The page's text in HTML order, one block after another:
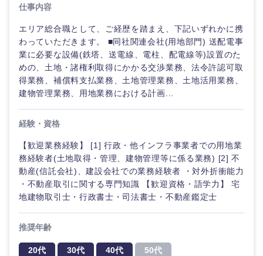
経営ボー
ド
管
理
SCM
人事
マーケテ
ィング
事業企画・事業開発
事業管理
新規事業企画・立上げ
経営企画
政策渉外
経営ボード
管理
SCM
人事
マーケティング
営業
サービス
クリエイティブ
コンサルタント
自動車・機械・船舶
電気・電子・半導体
素材・化学・金属
食品・化粧品・アパレル・消費財
メディカル・ヘルスケア・ライフサイエンス
金融
秋田県 岩手県
宮城県 山形県
福島県
推奨年齢
20代 30代
40代 50代
フリーワード
こだわり条件を入力ください
急募 第二新卒
仕事内容
エリア総合職として、ご経歴を踏まえ、下記いずれかに携
わっていただきます。 ■同社関連会社(用地部門) 送配電事
業に必要な設備(鉄塔、送電線、電柱、配電線等)設置のた
めの、土地・諸権利取得にかかる交渉業務、法令許認可取
得業務、補償料支払業務、土地管理業務、土地活用業務、
建物管理業務、用地業務における計画...
経験・資格
【歓迎業務経験】 [1] 行政・他インフラ事業者での用地業
務経験者(土地取得・管理、建物管理等に係る業務) [2] 不
動産(信託会社)、建設会社での業務経験者 ・対外折衝能力
・不動産取引に関する専門知識 【歓迎資格・語学力】 宅
地建物取引士・行政書士・司法書士・不動産鑑定士
推奨年齢
20代 30代 40代 50代